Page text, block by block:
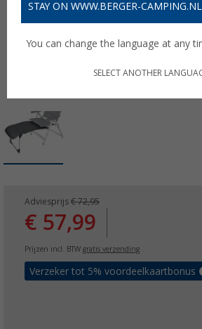
Adviesprijs € 72,95
€ 57,99
Prijzen incl. BTW gratis verzending
Verzeker tot 5% voordeelkaartbonus
STAY ON WWW.BERGER-CAMPING.NL
You can change the language at any
SELECT ANOTHER